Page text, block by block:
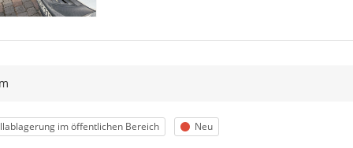
im öffentlichen Bereich Status
Neu